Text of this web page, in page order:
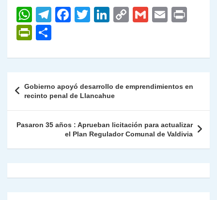
W
h
at
s
p
p
T
gr
m
F
e
o
o
k
T
er
Li
e
n
C
y
n
k
G
l
E
l
P
nt
Fr
ie
n
dl
m
ar
tir
de
entradas
Gobierno apoyó desarrollo de emprendimientos en
recinto penal de Llancahue
Pasaron 35 años : Aprueban licitación para actualizar
el Plan Regulador Comunal de Valdivia